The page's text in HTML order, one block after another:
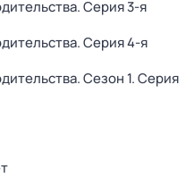
. Серия 3-я
. Серия 4-я
. Сезон 1. Серия